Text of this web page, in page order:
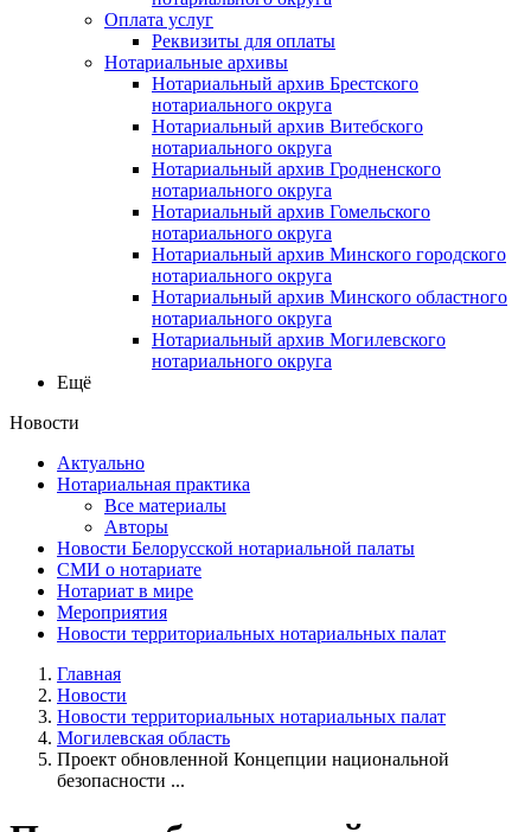
Оплата услуг
Реквизиты для оплаты
Нотариальные архивы
Нотариальный архив Брестского
нотариального округа
Нотариальный архив Витебского
нотариального округа
Нотариальный архив Гродненского
нотариального округа
Нотариальный архив Гомельского
нотариального округа
Нотариальный архив Минского городского
нотариального округа
Нотариальный архив Минского областного
нотариального округа
Нотариальный архив Могилевского
нотариального округа
Ещё
Новости
Актуально
Нотариальная практика
Все материалы
Авторы
Новости Белорусской нотариальной палаты
СМИ о нотариате
Нотариат в мире
Мероприятия
Новости территориальных нотариальных палат
Главная
Новости
Новости территориальных нотариальных палат
Могилевская область
Проект обновленной Концепции национальной
безопасности ...